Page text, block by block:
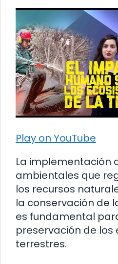
Play on YouTube
La implementación
ambientales que
los recursos
la conservación de
es fundamental
preservación de los
terrestres.